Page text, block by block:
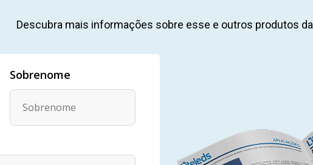
Descubra mais informações sobre esse e outros produtos da
Sobrenome